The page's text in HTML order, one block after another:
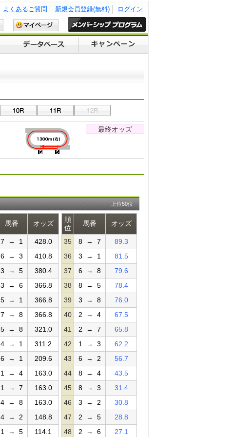
ログイン
新規会員登録(無料)
よくあるご質問
最終オッズ
上位50位
馬番 オッズ
7 → 1
428.0
6 → 3
410.8
3 → 5
380.4
3 → 6
366.8
5 → 1
366.8
7 → 8
366.8
5 → 8
321.0
4 → 1
311.2
6 → 1
209.6
1 → 4
163.0
1 → 7
163.0
4 → 8
163.0
4 → 2
148.8
1 → 5 114.1
順
位
馬番 オッズ
35 8 → 7
89.3
36
3 → 1
81.5
37
6 → 8
79.6
38
8 → 5
78.4
39
3 → 8
76.0
40
2 → 4
67.5
41
2 → 7
65.8
42
1 → 3
62.2
43
6 → 2
56.7
44
8 → 4
43.5
45
8 → 3
31.4
46
3 → 2
30.8
47
2 → 5
28.8
48
2 → 6 27.1